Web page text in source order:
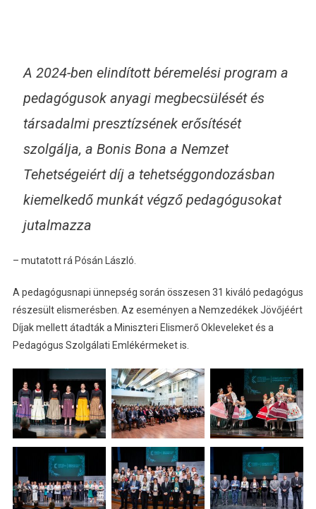
A 2024-ben elindított béremelési program a
pedagógusok anyagi megbecsülését és
társadalmi presztízsének erősítését
szolgálja, a Bonis Bona a Nemzet
Tehetségeiért díj a tehetséggondozásban
kiemelkedő munkát végző pedagógusokat
jutalmazza
– mutatott rá Pósán László.
A pedagógusnapi ünnepség során összesen 31 kiváló pedagógus
részesült elismerésben. Az eseményen a Nemzedékek Jövőjéért
Díjak mellett átadták a Miniszteri Elismerő Okleveleket és a
Pedagógus Szolgálati Emlékérmeket is.